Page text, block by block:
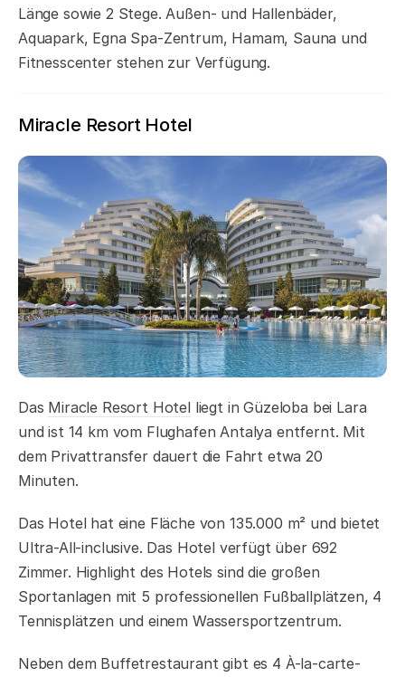
Länge sowie 2 Stege. Außen- und Hallenbäder,
Aquapark, Egna Spa-Zentrum, Hamam, Sauna und
Fitnesscenter stehen zur Verfügung.
Miracle Resort Hotel
Das Miracle Resort Hotelliegt in Güzeloba bei Lara
und ist 14 km vom Flughafen Antalya entfernt. Mit
dem Privattransfer dauert die Fahrt etwa 20
Minuten.
Das Hotel hat eine Fläche von 135.000 m² und bietet
Ultra-All-inclusive. Das Hotel verfügt über 692
Zimmer. Highlight des Hotels sind die großen
Sportanlagen mit 5 professionellen Fußballplätzen, 4
Tennisplätzen und einem Wassersportzentrum.
Neben dem Buffetrestaurant gibt es 4 À-la-carte-